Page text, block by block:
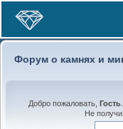
Форум о камнях и
Добро пожаловать, Гость
Не